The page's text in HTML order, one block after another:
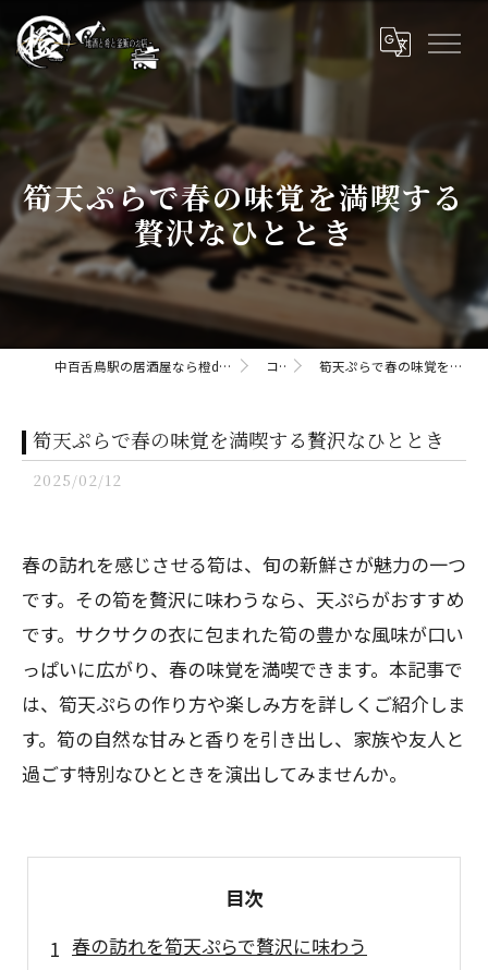
筍天ぷらで春の味覚を満喫する
贅沢なひととき
中百舌鳥駅の居酒屋なら橙daidaii-地酒と肴と釜飯のお店 コラム 筍天ぷらで春の味覚を満喫する贅沢なひととき
筍天ぷらで春の味覚を満喫する贅沢なひととき
2025/02/12
春の訪れを感じさせる筍は、旬の新鮮さが魅力の一つ
です。その筍を贅沢に味わうなら、天ぷらがおすすめ
です。サクサクの衣に包まれた筍の豊かな風味が口い
っぱいに広がり、春の味覚を満喫できます。本記事で
は、筍天ぷらの作り方や楽しみ方を詳しくご紹介しま
す。筍の自然な甘みと香りを引き出し、家族や友人と
過ごす特別なひとときを演出してみませんか。
目次
春の訪れを筍天ぷらで贅沢に味わう